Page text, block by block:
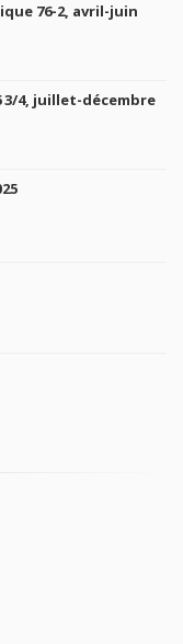
76-2, avril-juin
3/4, juillet-décembre